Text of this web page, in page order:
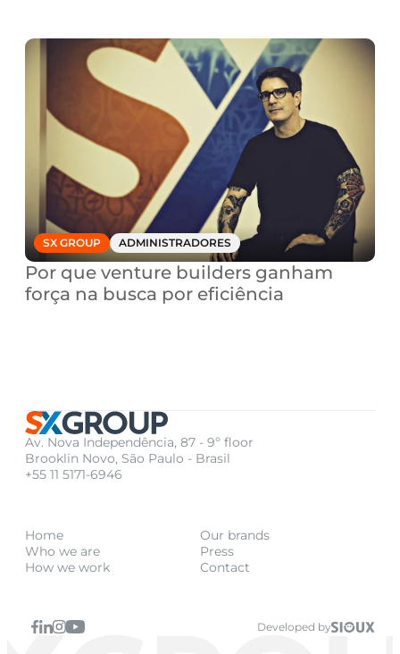
SX GROUP ADMINISTRADORES
Por que venture builders ganham
força na busca por eficiência
Av. Nova Independência, 87 - 9º floor
Brooklin Novo, São Paulo - Brasil
+55 11 5171-6946
Home
Who we are
How we work
Our brands
Press
Contact
Developed by